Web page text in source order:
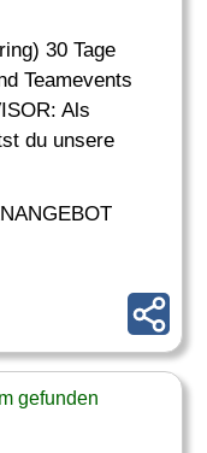
30 Tage
Teamevents
Als
du unsere
gefunden